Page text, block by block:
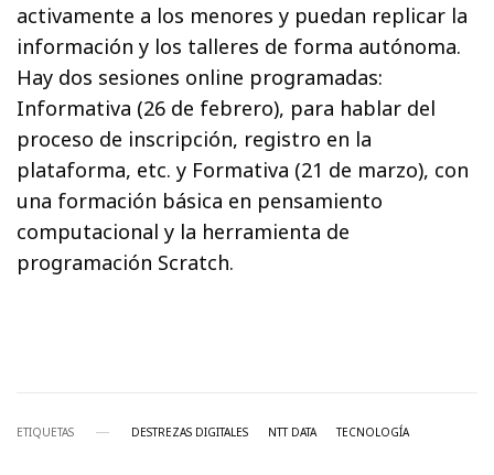
activamente a los menores y puedan replicar la
información y los talleres de forma autónoma.
Hay dos sesiones online programadas:
Informativa (26 de febrero), para hablar del
proceso de inscripción, registro en la
plataforma, etc. y Formativa (21 de marzo), con
una formación básica en pensamiento
computacional y la herramienta de
programación Scratch.
ETIQUETAS DESTREZAS DIGITALES NTT DATA TECNOLOGÍA